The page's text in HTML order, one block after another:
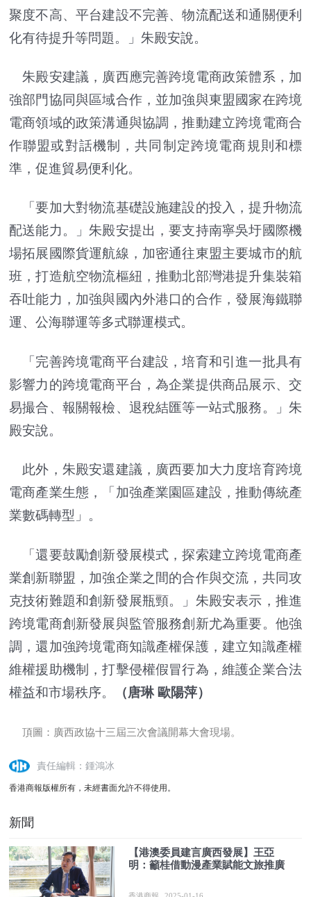
聚度不高、平台建設不完善、物流配送和通關便利
化有待提升等問題。」朱殿安說。
朱殿安建議，廣西應完善跨境電商政策體系，加
強部門協同與區域合作，並加強與東盟國家在跨境
電商領域的政策溝通與協調，推動建立跨境電商合
作聯盟或對話機制，共同制定跨境電商規則和標
準，促進貿易便利化。
「要加大對物流基礎設施建設的投入，提升物流
配送能力。」朱殿安提出，要支持南寧吳圩國際機
場拓展國際貨運航線，加密通往東盟主要城市的航
班，打造航空物流樞紐，推動北部灣港提升集裝箱
吞吐能力，加強與國內外港口的合作，發展海鐵聯
運、公海聯運等多式聯運模式。
「完善跨境電商平台建設，培育和引進一批具有
影響力的跨境電商平台，為企業提供商品展示、交
易撮合、報關報檢、退稅結匯等一站式服務。」朱
殿安說。
此外，朱殿安還建議，廣西要加大力度培育跨境
電商產業生態，「加強產業園區建設，推動傳統產
業數碼轉型」。
「還要鼓勵創新發展模式，探索建立跨境電商產
業創新聯盟，加強企業之間的合作與交流，共同攻
克技術難題和創新發展瓶頸。」朱殿安表示，推進
跨境電商創新發展與監管服務創新尤為重要。他強
調，還加強跨境電商知識產權保護，建立知識產權
維權援助機制，打擊侵權假冒行為，維護企業合法
權益和市場秩序。
（唐琳 歐陽萍）
頂圖：廣西政協十三屆三次會議開幕大會現場。
責任編輯：鍾鴻冰
香港商報版權所有，未經書面允許不得使用。
新聞
【港澳委員建言廣西發展】王亞
明：籲桂借動漫產業賦能文旅推廣
香港商報 2025-01-16